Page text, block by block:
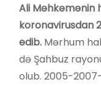
Ali Məhkəmənin
koronavirusdan
edib. Mərhum
də Şahbuz
olub. 2005-